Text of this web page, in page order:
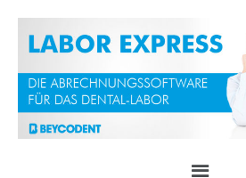
Inhalt
springen
Menü